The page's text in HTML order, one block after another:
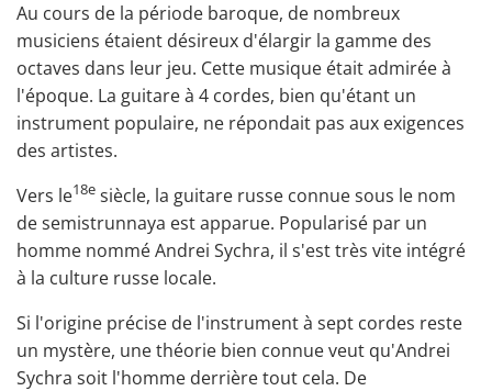
Au cours de la période baroque, de nombreux
musiciens étaient désireux d'élargir la gamme des
octaves dans leur jeu. Cette musique était admirée à
l'époque. La guitare à 4 cordes, bien qu'étant un
instrument populaire, ne répondait pas aux exigences
des artistes.
Vers le18e siècle, la guitare russe connue sous le nom
de semistrunnaya est apparue. Popularisé par un
homme nommé Andrei Sychra, il s'est très vite intégré
à la culture russe locale.
Si l'origine précise de l'instrument à sept cordes reste
un mystère, une théorie bien connue veut qu'Andrei
Sychra soit l'homme derrière tout cela. De